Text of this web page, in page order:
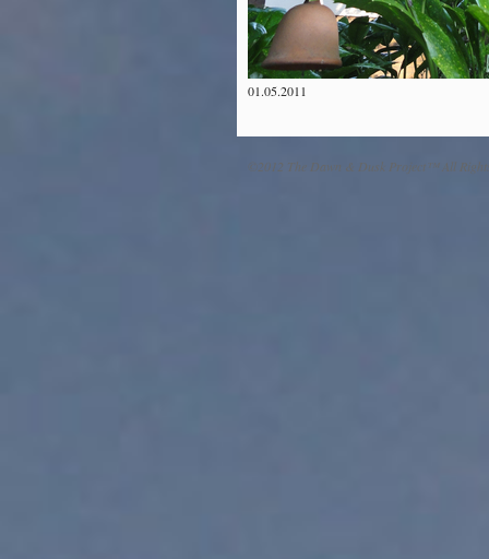
01.05.2011
©2012 The Dawn & Dusk Project™ All